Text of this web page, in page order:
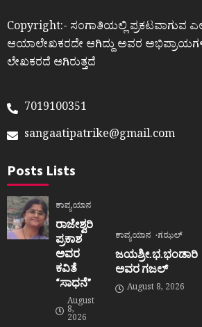
Copyright:- ಸಂಗಾತಿಯಲ್ಲಿ ಪ್ರಕಟವಾಗುವ
ಆಯಾಲೇಖಕರದೇ ಆಗಿದ್ದು ಅವರ
ಲೇಖಕರದೆ ಆಗಿರುತ್ತದೆ
7019100351
sangaatipatrike@gmail.com
Posts Lists
ಕಾವ್ಯಯಾನ
ರಾಜೇಶ್ವರಿ
ಪ್ರಕಾಶ
ಅವರ
ಕವಿತೆ
“ಸಾಧನೆ”
August
8,
2026
ಕಾವ್ಯಯಾನ ಗಝಲ್
ಜಯಶ್ರೀ.ಭ.ಭಂಡಾರಿ
ಅವರ ಗಜಲ್
August 8, 2026